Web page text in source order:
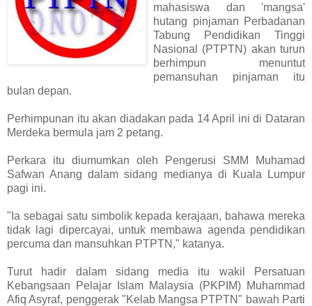
mahasiswa dan 'mangsa'
hutang pinjaman Perbadanan
Tabung Pendidikan Tinggi
Nasional (PTPTN) akan turun
berhimpun menuntut
pemansuhan pinjaman itu
bulan depan.
Perhimpunan itu akan diadakan pada 14 April ini di Dataran
Merdeka bermula jam 2 petang.
Perkara itu diumumkan oleh Pengerusi SMM Muhamad
Safwan Anang dalam sidang medianya di Kuala Lumpur
pagi ini.
"Ia sebagai satu simbolik kepada kerajaan, bahawa mereka
tidak lagi dipercayai, untuk membawa agenda pendidikan
percuma dan mansuhkan PTPTN," katanya.
Turut hadir dalam sidang media itu wakil Persatuan
Kebangsaan Pelajar Islam Malaysia (PKPIM) Muhammad
Afiq Asyraf, penggerak "Kelab Mangsa PTPTN" bawah Parti